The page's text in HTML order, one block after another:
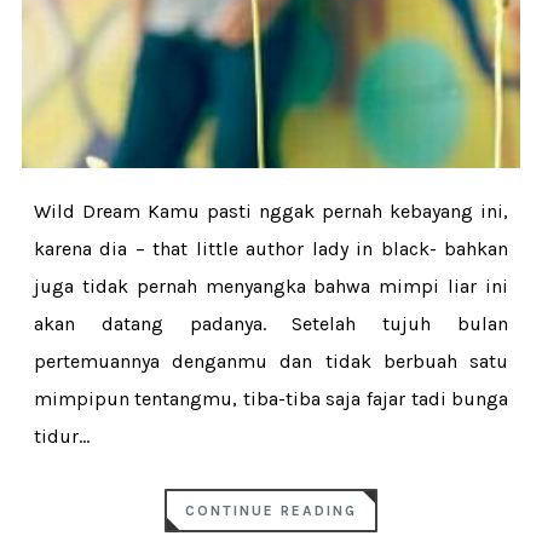
Wild Dream Kamu pasti nggak pernah kebayang ini,
karena dia – that little author lady in black- bahkan
juga tidak pernah menyangka bahwa mimpi liar ini
akan datang padanya. Setelah tujuh bulan
pertemuannya denganmu dan tidak berbuah satu
mimpipun tentangmu, tiba-tiba saja fajar tadi bunga
tidur...
CONTINUE READING